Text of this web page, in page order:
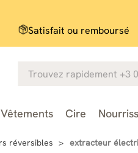
Satisfait ou remboursé
Vêtements Cire
réversibles extracteur